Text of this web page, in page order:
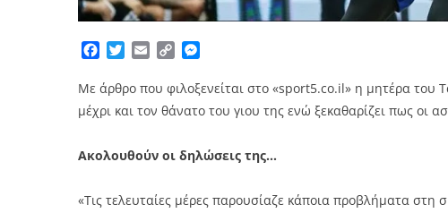
Facebook
TwitterEmailCopy
Με άρθρο που φιλοξενείται στο «sport5.co.il» η μητέρα του
μέχρι και τον θάνατο του γιου της ενώ ξεκαθαρίζει πως οι
Ακολουθούν οι δηλώσεις της…
«Τις τελευταίες μέρες παρουσίαζε κάποια προβλήματα στη